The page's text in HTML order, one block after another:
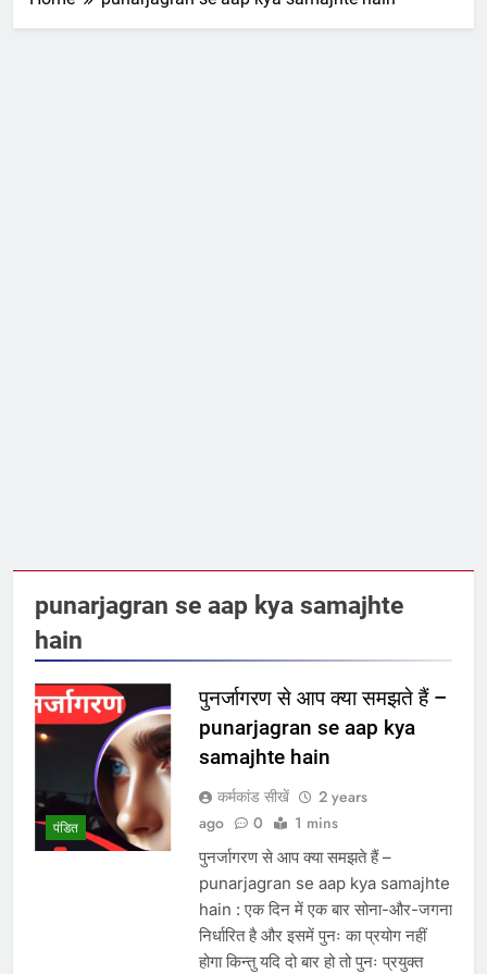
punarjagran se aap kya samajhte
hain
पंडित
पुनर्जागरण से आप क्या समझते हैं –
punarjagran se aap kya
samajhte hain
कर्मकांड सीखें
2 years
ago
0 1 mins
पुनर्जागरण से आप क्या समझते हैं –
punarjagran se aap kya samajhte
hain : एक दिन में एक बार सोना-और-जगना
निर्धारित है और इसमें पुनः का प्रयोग नहीं
होगा किन्तु यदि दो बार हो तो पुनः प्रयुक्त